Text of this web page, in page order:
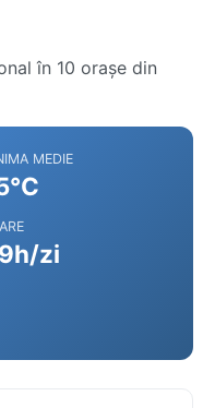
în 10 orașe din
MEDIE
zi